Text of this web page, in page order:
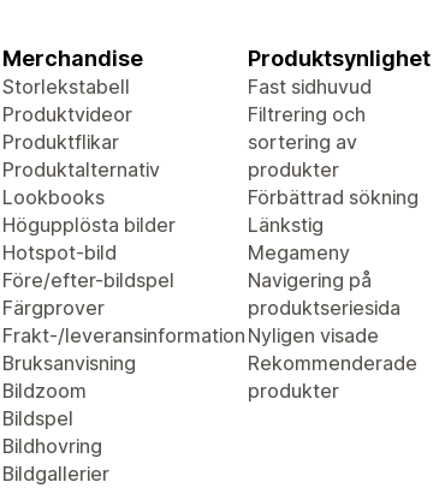
Merchandise
Storlekstabell
Produktvideor
Produktflikar
Produktalternativ
Lookbooks
Högupplösta bilder
Hotspot-bild
Före/efter-bildspel
Färgprover
Frakt-/leveransinformation
Bruksanvisning
Bildzoom
Bildspel
Bildhovring
Bildgallerier
Produktsynlighet
Fast sidhuvud
Filtrering och
sortering av
produkter
Förbättrad sökning
Länkstig
Megameny
Navigering på
produktseriesida
Nyligen visade
Rekommenderade
produkter